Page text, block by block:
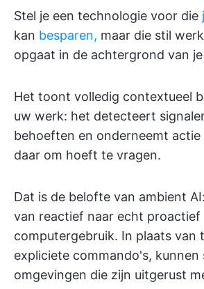
Stel je een technologie voor die
kan besparen, maar die stil
opgaat in de achtergrond van
Het toont volledig contextueel
uw werk: het detecteert
behoeften en onderneemt
daar om hoeft te vragen.
Dat is de belofte van ambient
van reactief naar echt proactief
computergebruik. In plaats van
expliciete commando's, kunnen
omgevingen die zijn uitgerust